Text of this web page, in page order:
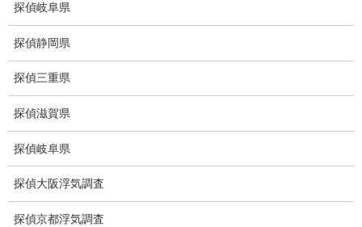
世界の盗聴事情
弊社が選ばれる理由
盗撮器
盗撮調査愛知県
電磁波測定調査
電磁波とは
探偵岐阜県
探偵静岡県
探偵三重県
探偵滋賀県
探偵岐阜県
探偵大阪浮気調査
探偵京都浮気調査